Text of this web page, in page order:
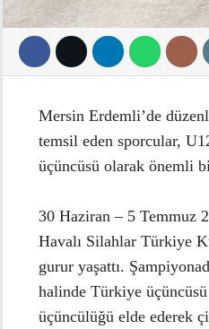
Mersin Erdemli’de
temsil eden sporcular,
üçüncüsü olarak önemli
30 Haziran – 5 Temmuz
Havalı Silahlar Türkiye
gurur yaşattı.
halinde Türkiye
üçüncülüğü elde ederek